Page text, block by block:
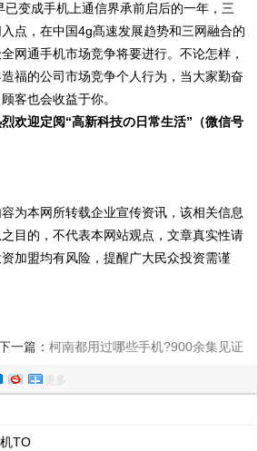
变成手机上通信界承前启后的一年，三
点，在中国4g髙速发展趋势和三网融合的
网通手机市场竞争将要进行。不论怎样，
福的公司市场竞争个人行为，当大家勤奋
客也会收益于你。
欢迎定阅“高新科技の日常生活” （微信号
为本网所转载企业宣传资讯，该相关信息
目的，不代表本网站观点，文章真实性请
加盟均有风险，提醒广大民众投资需谨
一篇： 柯南都用过哪些手机?900余集见证
更多
TO